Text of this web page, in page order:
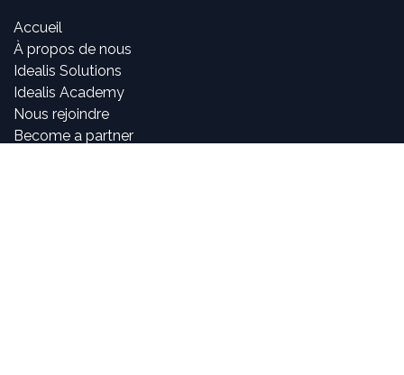
Accueil
À propos de nous
Idealis Solutions
Idealis Academy
Nous rejoindre
Become a partner